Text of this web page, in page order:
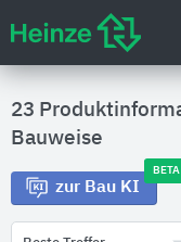
23
Bauweise
zur Bau KI
BETA